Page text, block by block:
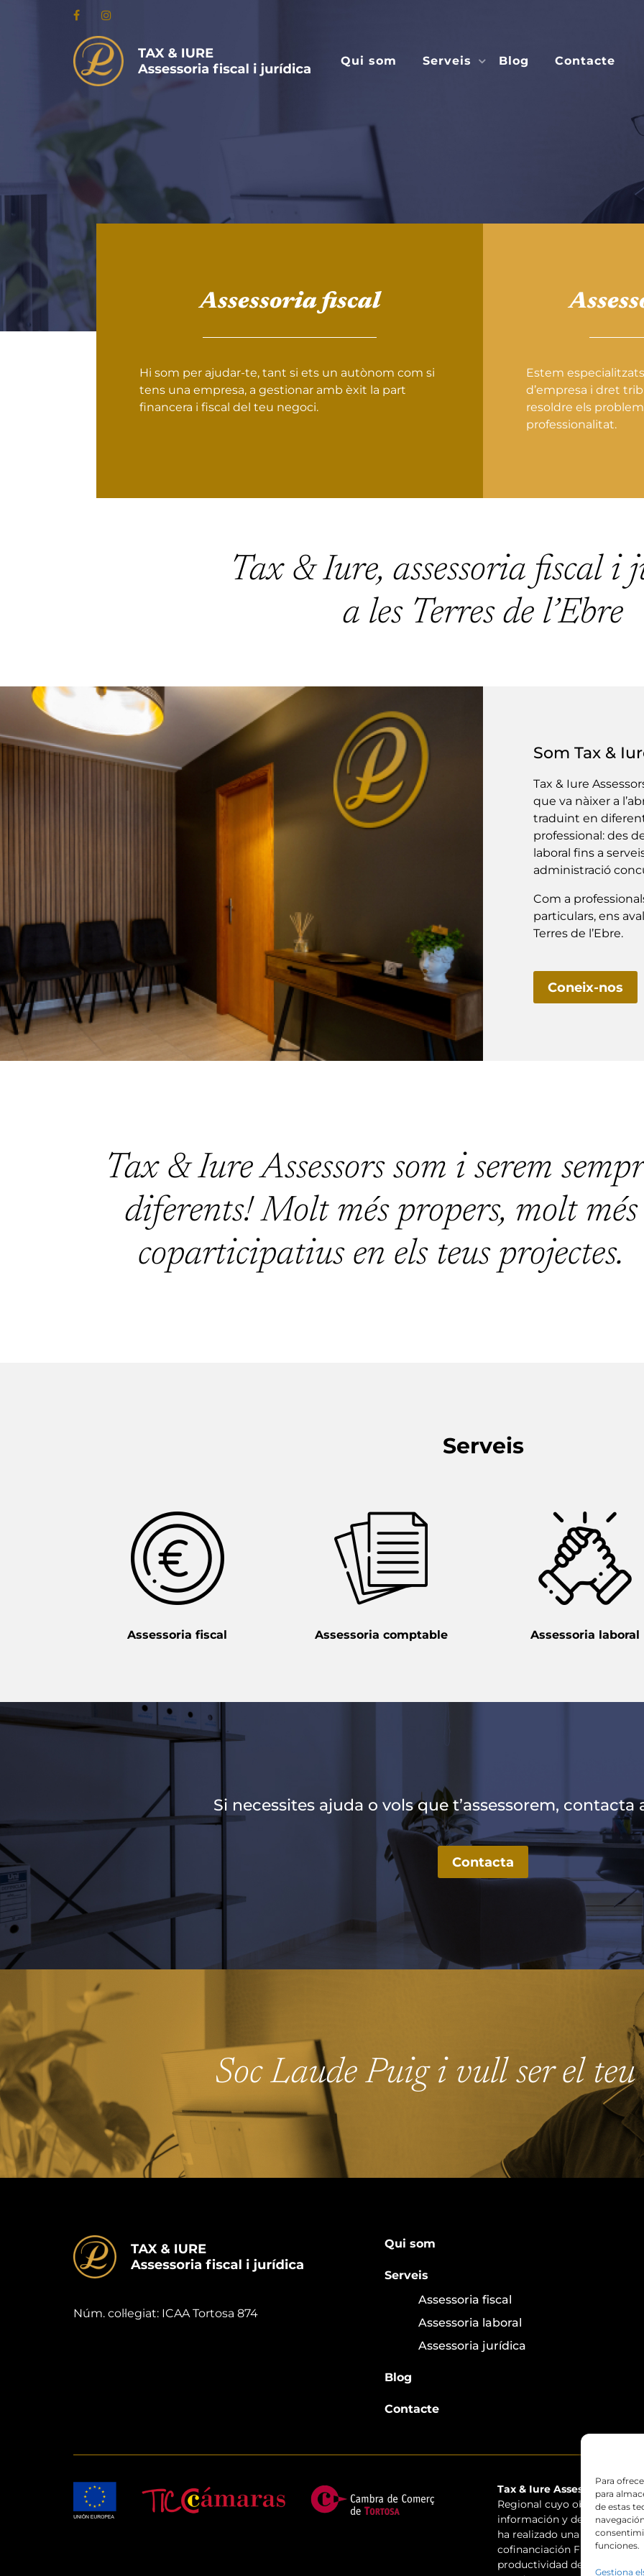
Para
para
de estas
funciones.
Gestiona
Qui som Serveis Blog Contacte
Assessoria fiscal
Hi som per ajudar-te, tant si ets un autònom com si
tens una empresa, a gestionar amb èxit la part
financera i fiscal del teu negoci.
Estem
d’empresa i dret
resoldre els
professionalitat.
Tax & Iure, assessoria fiscal i
a les Terres de l’Ebre
Som Tax &
Tax & Iure
que va nàixer a
traduint en
professional: des
laboral fins a
administració
Com a
particulars, ens
Terres de l’Ebre.
Coneix-nos
Tax & Iure Assessors som i serem
diferents! Molt més propers, molt més
coparticipatius en els teus projectes.
Serveis
Assessoria fiscal Assessoria comptable Assessoria laboral
Si necessites ajuda o vols que t’assessorem,
Contacta
Soc Laude Puig i vull ser el
Núm. col·legiat: ICAA Tortosa 874
Qui som
Serveis
Assessoria fiscal
Assessoria laboral
Assessoria jurídica
Blog
Contacte
Tax & Iure Assessors SLha
Regional cuyo objetivo es
información y de las
ha realizado una pàgina
cofinanciación FEDER
productividad de la